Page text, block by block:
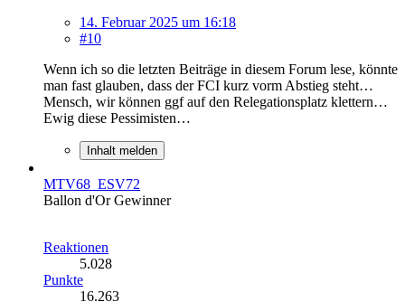
14. Februar 2025 um 16:18
#10
Wenn ich so die letzten Beiträge in diesem Forum lese, könnte
man fast glauben, dass der FCI kurz vorm Abstieg steht…
Mensch, wir können ggf auf den Relegationsplatz klettern…
Ewig diese Pessimisten…
Inhalt melden
MTV68_ESV72
Ballon d'Or Gewinner
Reaktionen
5.028
Punkte
16.263